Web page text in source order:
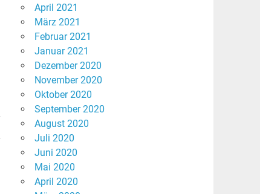
April 2021
März 2021
Februar 2021
Januar 2021
Dezember 2020
November 2020
Oktober 2020
September 2020
August 2020
Juli 2020
Juni 2020
Mai 2020
April 2020